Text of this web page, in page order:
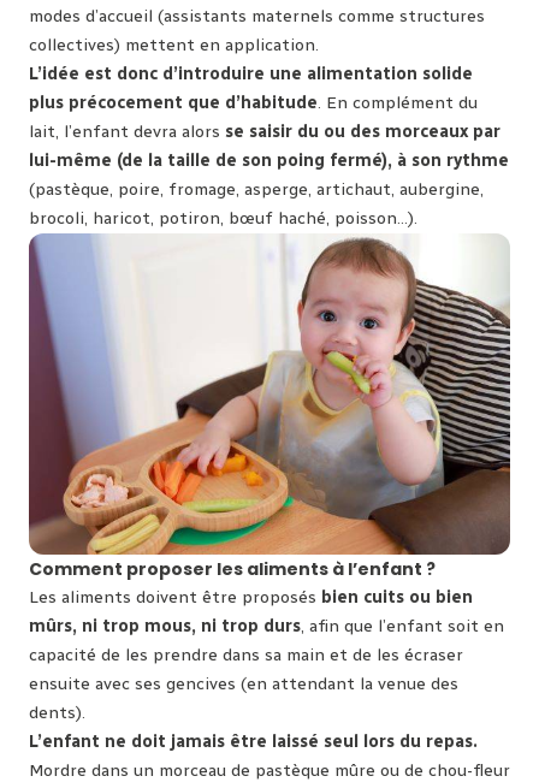
modes d’accueil (assistants maternels comme structures
collectives) mettent en application.
L’idée est donc d’introduire une alimentation solide
plus précocement que d’habitude. En complément du
lait, l’enfant devra alors se saisir du ou des morceaux par
lui-même (de la taille de son poing fermé), à son rythme
(pastèque, poire, fromage, asperge, artichaut, aubergine,
brocoli, haricot, potiron, bœuf haché, poisson…).
Comment proposer les aliments à l’enfant ?
Les aliments doivent être proposés bien cuits ou bien
mûrs, ni trop mous, ni trop durs, afin que l’enfant soit en
capacité de les prendre dans sa main et de les écraser
ensuite avec ses gencives (en attendant la venue des
dents).
L’enfant ne doit jamais être laissé seul lors du repas.
Mordre dans un morceau de pastèque mûre ou de chou-fleur